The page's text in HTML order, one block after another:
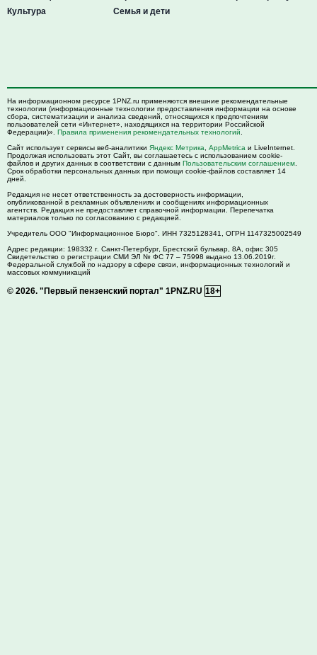
Культура
Семья и дети
На информационном ресурсе 1PNZ.ru применяются внешние рекомендательные
технологии (информационные технологии предоставления информации на основе
сбора, систематизации и анализа сведений, относящихся к предпочтениям
пользователей сети «Интернет», находящихся на территории Российской
Федерации)». Правила применения рекомендательных технологий
Сайт использует сервисы веб-аналитики Яндекс Метрика AppMetrica и LiveInternet.
Продолжая использовать этот Сайт, вы соглашаетесь с использованием cookie-
файлов и других данных в соответствии с данным Пользовательским соглашением
Срок обработки персональных данных при помощи cookie-файлов составляет 14
дней.
Редакция не несет ответственность за достоверность информации,
опубликованной в рекламных объявлениях и сообщениях информационных
агентств. Редакция не предоставляет справочной информации. Перепечатка
материалов только по согласованию с редакцией.
Учредитель ООО "Информационное Бюро". ИНН 7325128341, ОГРН 1147325002549
Адрес редакции: 198332 г. Санкт-Петербург, Брестский бульвар, 8А, офис 305
Свидетельство о регистрации СМИ ЭЛ № ФС 77 – 75998 выдано 13.06.2019г.
Федеральной службой по надзору в сфере связи, информационных технологий и
массовых коммуникаций
© 2026. "Первый пензенский портал" 1PNZ.RU 18+